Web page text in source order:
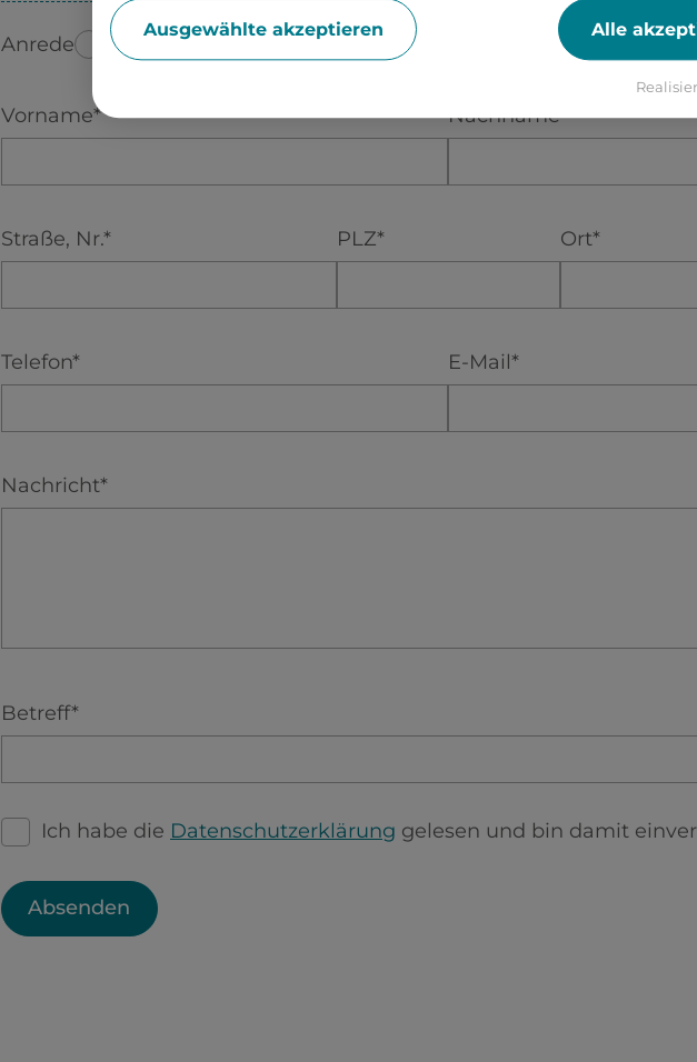
Anrede Herr Frau Familie Firma
Vorname* Nachname*
Straße, Nr.* PLZ* Ort*
Telefon* E-Mail*
Nachricht*
Betreff*
Ich habe die Datenschutzerklärung gelesen und bin damit
Absenden
Ausgewählte akzeptieren Alle